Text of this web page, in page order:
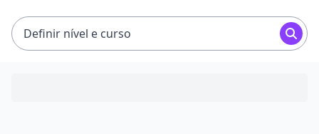
Definir nível e curso